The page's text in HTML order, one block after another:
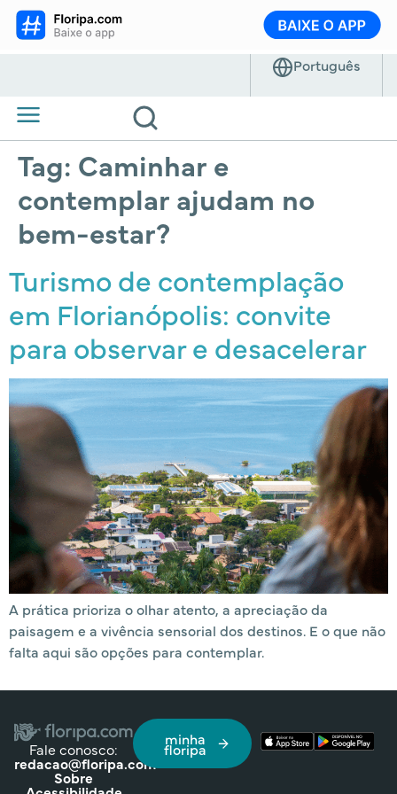
Tag: Caminhar e
contemplar ajudam no
bem-estar?
Turismo de contemplação
em Florianópolis: convite
para observar e desacelerar
A prática prioriza o olhar atento, a apreciação da
paisagem e a vivência sensorial dos destinos. E o que não
falta aqui são opções para contemplar.
Fale conosco:
redacao@floripa.com
Sobre
minha
floripa